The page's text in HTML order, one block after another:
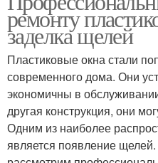
ремонту
заделка щелей
Пластиковые окна стали
современного дома. Они
экономичны в
другая конструкция, они
Одним из наиболее
является появление